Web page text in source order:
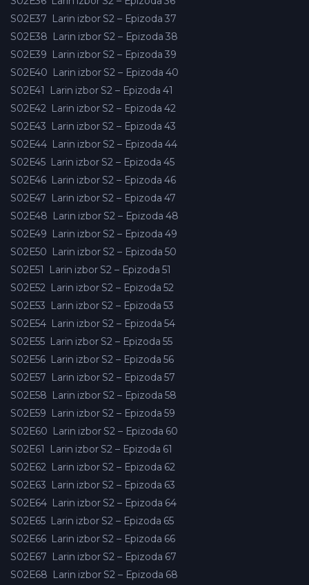
S02E37 Larin izbor S2 – Epizoda 37
S02E38 Larin izbor S2 – Epizoda 38
S02E39 Larin izbor S2 – Epizoda 39
S02E40 Larin izbor S2 – Epizoda 40
S02E41
Larin izbor S2 – Epizoda 41
S02E42 Larin izbor S2 – Epizoda 42
S02E43 Larin izbor S2 – Epizoda 43
S02E44 Larin izbor S2 – Epizoda 44
S02E45 Larin izbor S2 – Epizoda 45
S02E46 Larin izbor S2 – Epizoda 46
S02E47 Larin izbor S2 – Epizoda 47
S02E48 Larin izbor S2 – Epizoda 48
S02E49 Larin izbor S2 – Epizoda 49
S02E50 Larin izbor S2 – Epizoda 50
S02E51
Larin izbor S2 – Epizoda 51
S02E52 Larin izbor S2 – Epizoda 52
S02E53 Larin izbor S2 – Epizoda 53
S02E54 Larin izbor S2 – Epizoda 54
S02E55 Larin izbor S2 – Epizoda 55
S02E56 Larin izbor S2 – Epizoda 56
S02E57 Larin izbor S2 – Epizoda 57
S02E58 Larin izbor S2 – Epizoda 58
S02E59 Larin izbor S2 – Epizoda 59
S02E60 Larin izbor S2 – Epizoda 60
S02E61
Larin izbor S2 – Epizoda 61
S02E62 Larin izbor S2 – Epizoda 62
S02E63 Larin izbor S2 – Epizoda 63
S02E64 Larin izbor S2 – Epizoda 64
S02E65 Larin izbor S2 – Epizoda 65
S02E66 Larin izbor S2 – Epizoda 66
S02E67 Larin izbor S2 – Epizoda 67
S02E68 Larin izbor S2 – Epizoda 68